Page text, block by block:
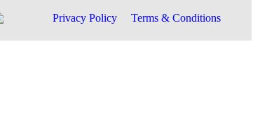
Privacy Policy Terms & Conditions